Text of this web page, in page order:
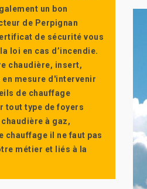
un bon
de Perpignan
de sécurité vous
loi en cas d’incendie.
chaudière, insert,
en mesure d'intervenir
de chauffage
tout type de foyers
à gaz,
chauffage il ne faut pas
métier et liés à la